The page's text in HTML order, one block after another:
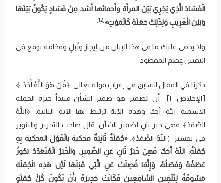
الْفَسَادَ الَّذِي يَجْرِي بَيْنَ المرأَة وأَحمائها أَشد مِنْ فَسَادٍ يَكُونُ بَيْنَهَا
وَبَيْنَ الْغَرِيبِ وَلِذَلِكَ جَعَلَهُ كَالْمَوْتِ»[12]
ولا يخفى عليك ما في هذا البيان من إيجاز ونُبلٍ وفخامة توقع في
النفس عِظم المقصود.
ذكرنا في المقال السابق في إعراب قوله تعالى: ﴿‌قُلْ ‌هُوَ ‌اللَّهُ ‌أَحَدٌ ﴾
[الإخلاص: ١] أن الضمير هو ضمير الشأن مبتدأ خبره الجملة
الاسمية الله أحدٌ، وهذه الآية ترتبط بها الآية التالية: ﴿اللَّهُ
‌الصَّمَدُ﴾ فهي خبر ثانٍ لضمير الشأن، قال صاحب التحرير والتنوير
في تفسير ﴿اللَّهُ ‌الصَّمَدُ﴾:«جُمْلَةٌ ثَانِيَةٌ محكية بالْقَوْل المحكية بِهِ
جُمْلَةُ: اللَّهُ أَحَدٌ، فَهِيَ خَبَرٌ ثَانٍ عَنِ الضَّمِيرِ. وَالْخَبَرُ الْمُتَعَدِّدُ يَجُوزُ
عَطْفُهُ وَفَصْلُهُ، وَإِنَّمَا فُصِلَتْ عَنِ الَّتِي قَبْلَهَا لِأَن هَذِه الْجُمْلَة
مَسُوقَةٌ لِتَلْقِينِ السَّامِعِينَ فَكَانَتْ جَدِيرَةً بِأَنْ تَكُونَ كُلُّ جُمْلَةٍ